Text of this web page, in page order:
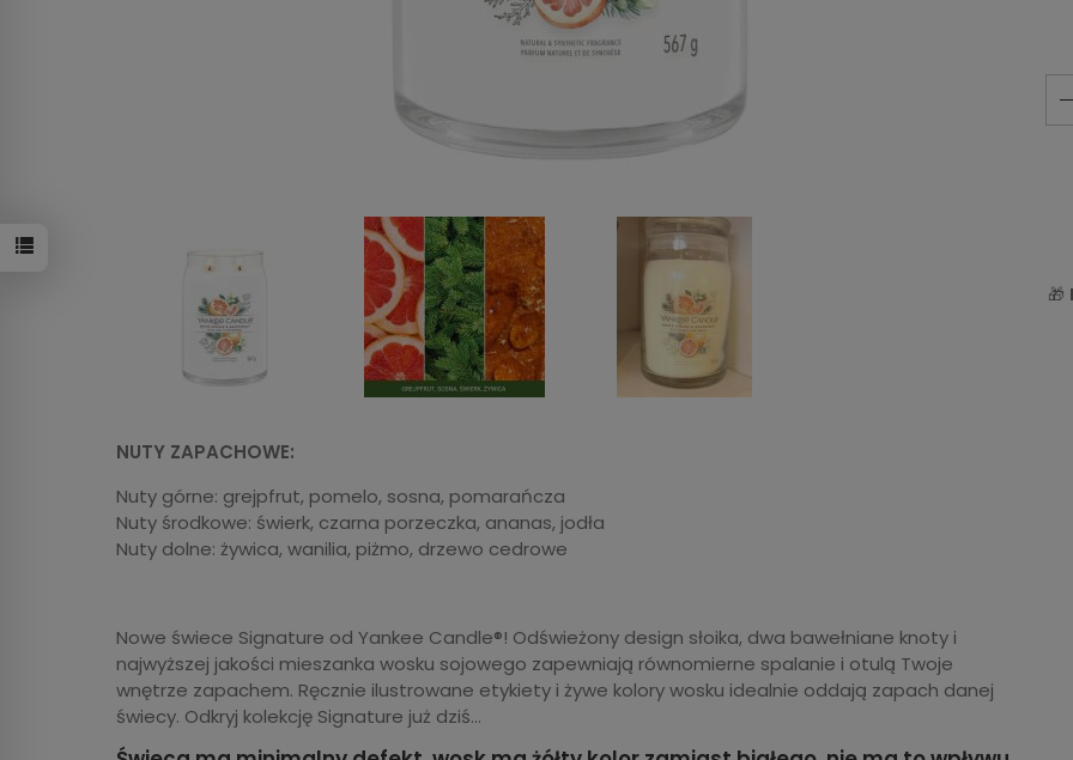
🎁
NUTY ZAPACHOWE:
Nuty górne: grejpfrut, pomelo, sosna, pomarańcza
Nuty środkowe: świerk, czarna porzeczka, ananas, jodła
Nuty dolne: żywica, wanilia, piżmo, drzewo cedrowe
Nowe świece Signature od Yankee Candle®! Odświeżony design słoika, dwa bawełniane knoty i
najwyższej jakości mieszanka wosku sojowego zapewniają równomierne spalanie i otulą Twoje
wnętrze zapachem. Ręcznie ilustrowane etykiety i żywe kolory wosku idealnie oddają zapach danej
świecy. Odkryj kolekcję Signature już dziś…